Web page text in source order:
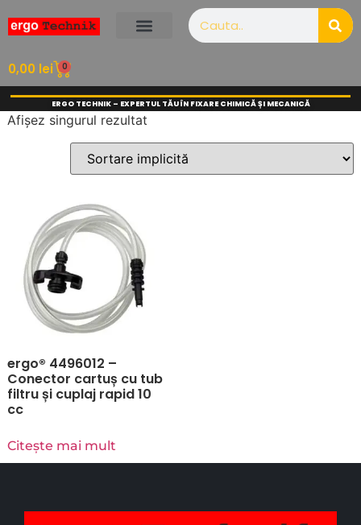
0,00 lei 0
ERGO TECHNIK – EXPERTUL TĂU ÎN FIXARE CHIMICĂ ȘI MECANICĂ
Afișez singurul rezultat
ergo® 4496012 –
Conector cartuș cu tub
filtru și cuplaj rapid 10
cc
Citește mai mult